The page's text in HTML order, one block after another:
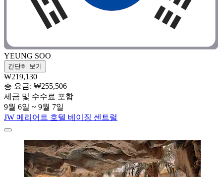
YEUNG SOO
간단히 보기
₩219,130
총 요금: ₩255,506
세금 및 수수료 포함
9월 6일 ~ 9월 7일
JW 메리어트 호텔 베이징 센트럴